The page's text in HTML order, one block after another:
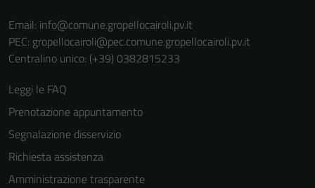
Email: info@comune.gropellocairoli.pv.it
PEC: gropellocairoli@pec.comune.gropellocairoli.pv.it
Centralino unico: (+39) 0382815233
Leggi le FAQ
Prenotazione appuntamento
Segnalazione disservizio
Richiesta assistenza
Amministrazione trasparente